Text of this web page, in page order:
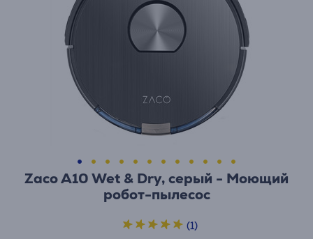
Zaco A10 Wet & Dry, серый - Моющий
робот-пылесос
(1)